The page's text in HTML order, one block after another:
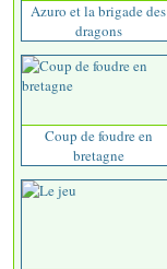
Azuro et la brigade des
dragons
Coup de foudre en
bretagne